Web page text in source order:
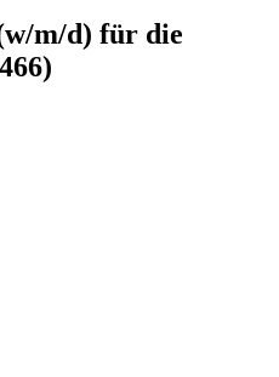
m/d) für die